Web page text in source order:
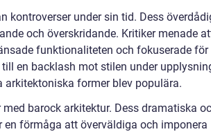
kontroverser under sin tid. Dess
och överskridande. Kritiker menade
funktionaliteten och fokuserade
en backlash mot stilen under
arkitektoniska former blev populära.
barock arkitektur. Dess dramatiska
förmåga att överväldiga och imponera